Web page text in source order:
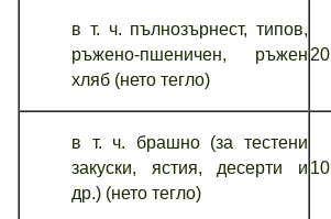
в т. ч. пълнозърнест, типов,
ръжено-пшеничен, ръжен
хляб (нето тегло)
20
в т. ч. брашно (за тестени
закуски, ястия, десерти и
др.) (нето тегло)
10